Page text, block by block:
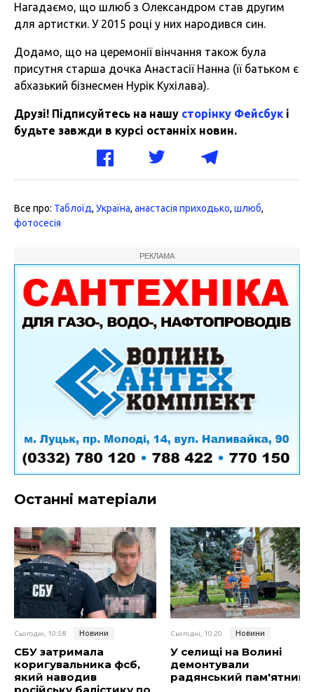
Нагадаємо, що шлюб з Олександром став другим
для артистки. У 2015 році у них народився син.
Додамо, що на церемонії вінчання також була
присутня старша дочка Анастасії Нанна (її батьком є
абхазький бізнесмен Нурік Кухілава).
Друзі! Підписуйтесь на нашу сторінку Фейсбук і
будьте завжди в курсі останніх новин.
Все про: Таблоїд, Україна, анастасія приходько, шлюб,
фотосесія
РЕКЛАМА
Останні матеріали
Сьогодні, 10:58 Новини
СБУ затримала
коригувальника фсб,
який наводив
Сьогодні, 10:20 Новини
У селищі на Волині
демонтували
радянський пам'ятник